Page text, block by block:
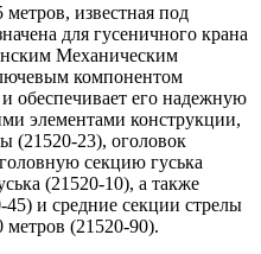
известная под
для гусеничного крана
Механическим
компонентом
обеспечивает его надежную
элементами конструкции,
(21520-23), оголовок
секцию гуська
(21520-10), а также
и средние секции стрелы
(21520-90).